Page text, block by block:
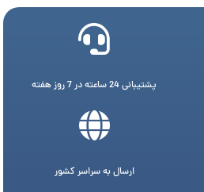
پشتیبانی 24 ساعته در 7 روز هفته
ارسال به سراسر کشور